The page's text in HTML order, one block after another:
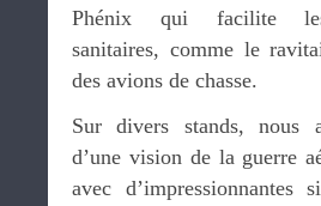
Phénix qui facilite les
sanitaires, comme le
des avions de chasse.
Sur divers stands, nous
d’une vision de la guerre
avec d’impressionnantes